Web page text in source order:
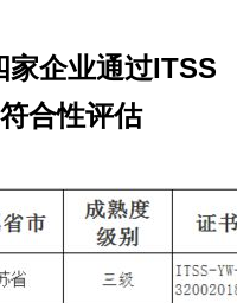
家企业通过ITSS
合性评估